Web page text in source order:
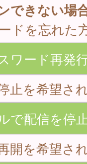
できない場
ドを忘れた
ワード再発
止を希望さ
で配信を停
開を希望さ